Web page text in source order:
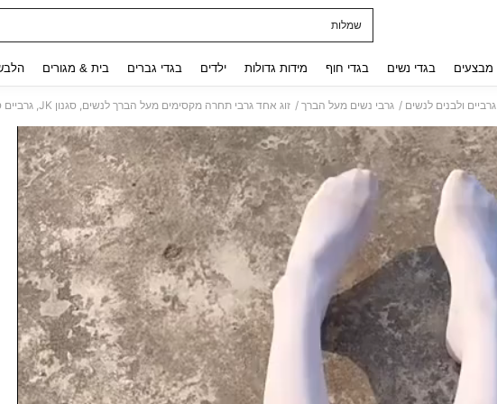
שמלות
מבצעים בגדי נשים בגדי חוף מידות גדולות ילדים בגדי גברים בית & מגורים
גרביים ולבנים לנשים / גרבי נשים מעל הברך / זוג אחד גרבי תחרה מקסימים מעל הברך לנשים, סגנון JK, גרביים סקסיות עד הירך, גרביים דקות עד הירך